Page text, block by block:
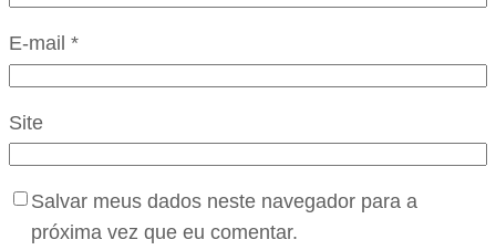
E-mail *
Site
Salvar meus dados neste navegador para a
próxima vez que eu comentar.